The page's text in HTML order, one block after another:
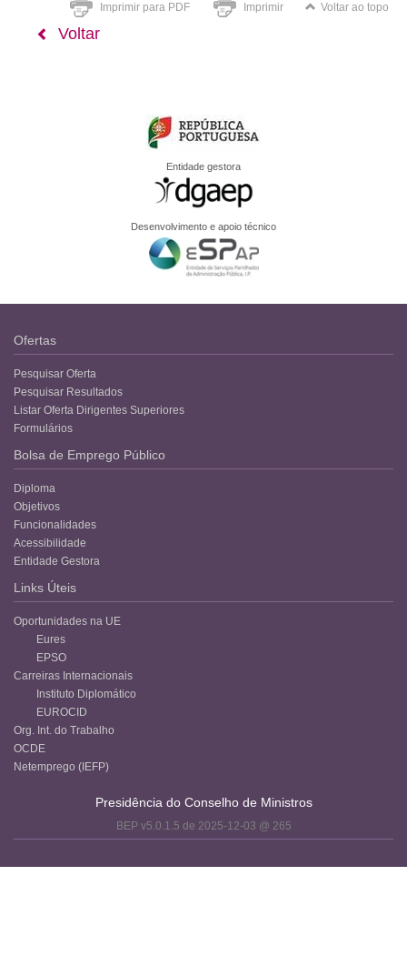
Imprimir para PDF Imprimir Voltar ao topo
Voltar
Entidade gestora
Desenvolvimento e apoio técnico
Ofertas
Pesquisar Oferta
Pesquisar Resultados
Listar Oferta Dirigentes Superiores
Formulários
Bolsa de Emprego Público
Diploma
Objetivos
Funcionalidades
Acessibilidade
Entidade Gestora
Links Úteis
Oportunidades na UE
Eures
EPSO
Carreiras Internacionais
Instituto Diplomático
EUROCID
Org. Int. do Trabalho
OCDE
Netemprego (IEFP)
Presidência do Conselho de Ministros
BEP v5.0.1.5 de 2025-12-03 @ 265